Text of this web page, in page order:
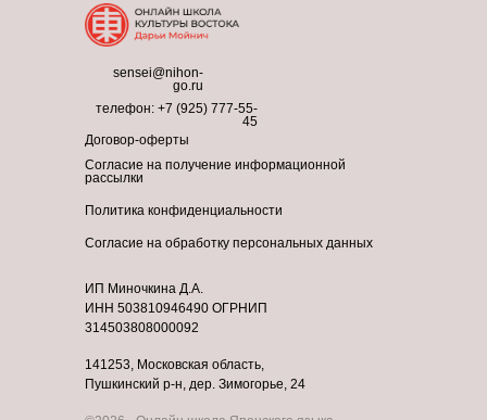
sensei@nihon-
go.ru
телефон: +7 (925) 777-55-
45
Договор-оферты
Согласие на получение информационной
рассылки
Согласие на обработку персональных данных
Политика конфиденциальности
ИП Миночкина Д.А.
ИНН 503810946490 ОГРНИП
314503808000092
141253, Московская область,
Пушкинский р-н, дер. Зимогорье, 24